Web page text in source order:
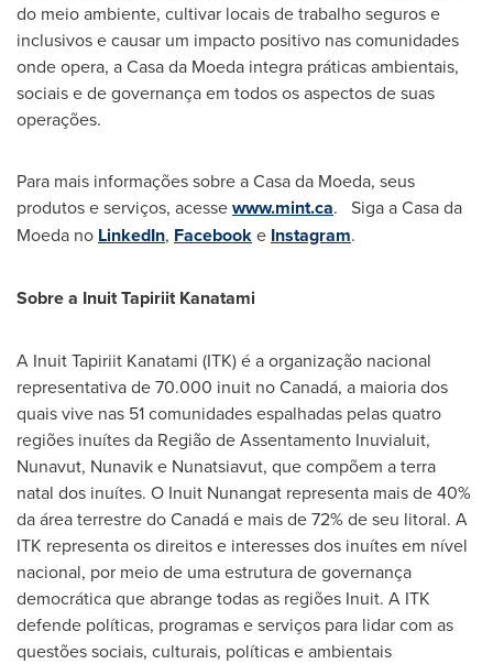
do meio ambiente, cultivar locais de trabalho seguros e
inclusivos e causar um impacto positivo nas comunidades
onde opera, a Casa da Moeda integra práticas ambientais,
sociais e de governança em todos os aspectos de suas
operações.
Para mais informações sobre a Casa da Moeda, seus
produtos e serviços, acessewww.mint.ca. Siga a Casa da
Moeda no LinkedIn, Facebooke Instagram.
Sobre a Inuit Tapiriit Kanatami
A Inuit Tapiriit Kanatami (ITK) é a organização nacional
representativa de 70.000 inuit no Canadá, a maioria dos
quais vive nas 51 comunidades espalhadas pelas quatro
regiões inuítes da Região de Assentamento Inuvialuit,
Nunavut, Nunavik e Nunatsiavut, que compõem a terra
natal dos inuítes. O Inuit Nunangat representa mais de 40%
da área terrestre do Canadá e mais de 72% de seu litoral. A
ITK representa os direitos e interesses dos inuítes em nível
nacional, por meio de uma estrutura de governança
democrática que abrange todas as regiões Inuit. A ITK
defende políticas, programas e serviços para lidar com as
questões sociais, culturais, políticas e ambientais